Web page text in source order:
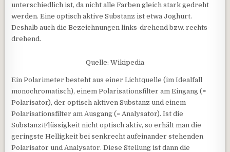
unterschiedlich ist, da nicht alle Farben gleich stark gedreht
werden. Eine optisch aktive Substanz ist etwa Joghurt.
Deshalb auch die Bezeichnungen links-drehend bzw. rechts-
drehend.
Quelle: Wikipedia
Ein Polarimeter besteht aus einer Lichtquelle (im Idealfall
monochromatisch), einem Polarisationsfilter am Eingang (=
Polarisator), der optisch aktiven Substanz und einem
Polarisationsfilter am Ausgang (= Analysator). Ist die
Substanz/Flüssigkeit nicht optisch aktiv, so erhält man die
geringste Helligkeit bei senkrecht aufeinander stehenden
Polarisator und Analysator. Diese Stellung ist dann die